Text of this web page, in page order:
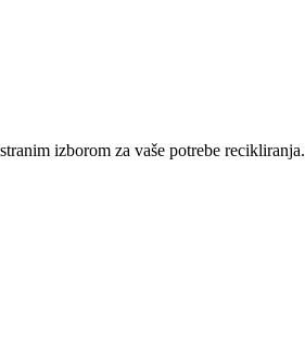
izborom za vaše potrebe recikliranja.